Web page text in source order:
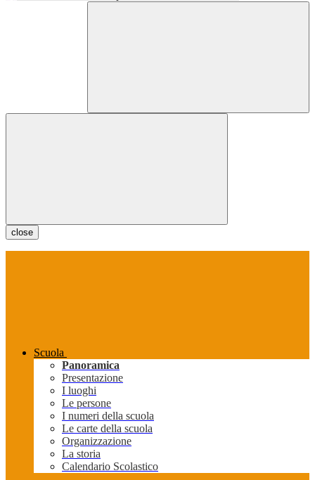
close
Scuola
Panoramica
Presentazione
I luoghi
Le persone
I numeri della scuola
Le carte della scuola
Organizzazione
La storia
Calendario Scolastico